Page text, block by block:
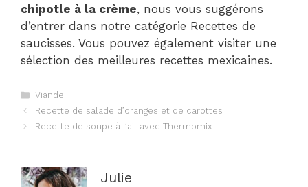
chipotle à la crème, nous vous suggérons
d’entrer dans notre catégorie Recettes de
saucisses. Vous pouvez également visiter une
sélection des meilleures recettes mexicaines.
Catégories
Viande
Navigation
des
Recette de salade d’oranges et de carottes
Recette de soupe à l’ail avec Thermomix
Julie